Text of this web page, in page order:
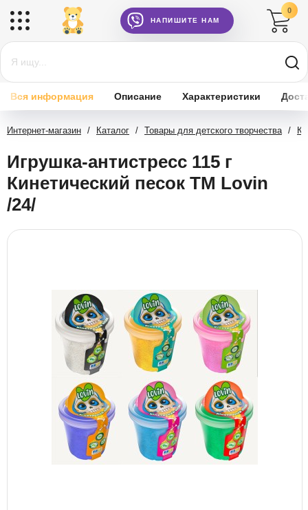
НАПИШИТЕ НАМ
0
Вся информация Описание Характеристики
Интернет-магазин / Каталог / Товары для детского творчества /
Игрушка-антистресс 115 г
Кинетический песок TM Lovin
/24/